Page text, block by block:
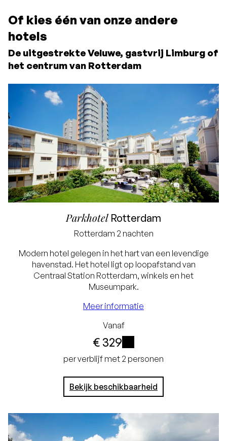
Of kies één van onze andere
hotels
De uitgestrekte Veluwe, gastvrij Limburg of
het centrum van Rotterdam
8.6
rating
Parkhotel Rotterdam
Rotterdam 2 nachten
Modern hotel gelegen in het hart van een levendige
havenstad. Het hotel ligt op loopafstand van
Centraal Station Rotterdam, winkels en het
Museumpark.
Meer informatie
Vanaf
€ 329
i
Laagste prijsgarantie
Gratis annuleren tot
24 uur voor aankomst
Geen creditcard
nodig, je betaalt in het
hotel
per verblijf met 2 personen
Bekijk beschikbaarheid